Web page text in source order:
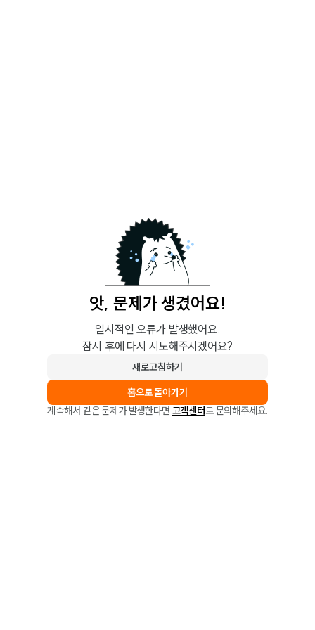
앗, 문제가 생겼어요!
일시적인 오류가 발생했어요.
잠시 후에 다시 시도해주시겠어요?
새로고침하기
홈으로 돌아가기
계속해서 같은 문제가 발생한다면 고객센터로 문의해주세요.